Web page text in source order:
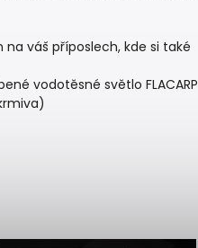
váš příposlech, kde si také
vodotěsné světlo FLACARP